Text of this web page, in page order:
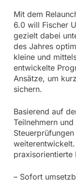
Mit dem
6.0 will Fischer
gezielt dabei
des Jahres
kleine und
entwickelte
Ansätze, um
sichern.
Basierend auf
Teilnehmern
praxisorientierte
– Sofort